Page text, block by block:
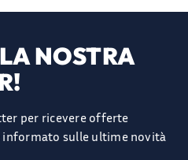
NOSTRA
per ricevere offerte
informato sulle ultime novità